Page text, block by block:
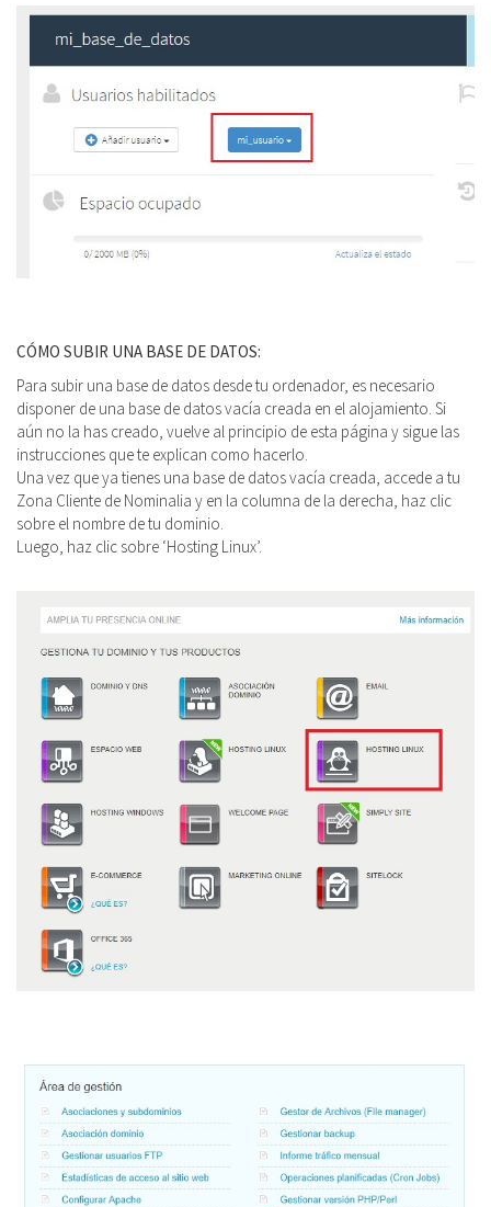
CÓMO SUBIR UNA BASE DE DATOS:
Para subir una base de datos desde tu ordenador, es necesario
disponer de una base de datos vacía creada en el alojamiento. Si
aún no la has creado, vuelve al principio de esta página y sigue las
instrucciones que te explican como hacerlo.
Una vez que ya tienes una base de datos vacía creada, accede a tu
Zona Cliente de Nominalia y en la columna de la derecha, haz clic
sobre el nombre de tu dominio.
Luego, haz clic sobre ‘Hosting Linux’.